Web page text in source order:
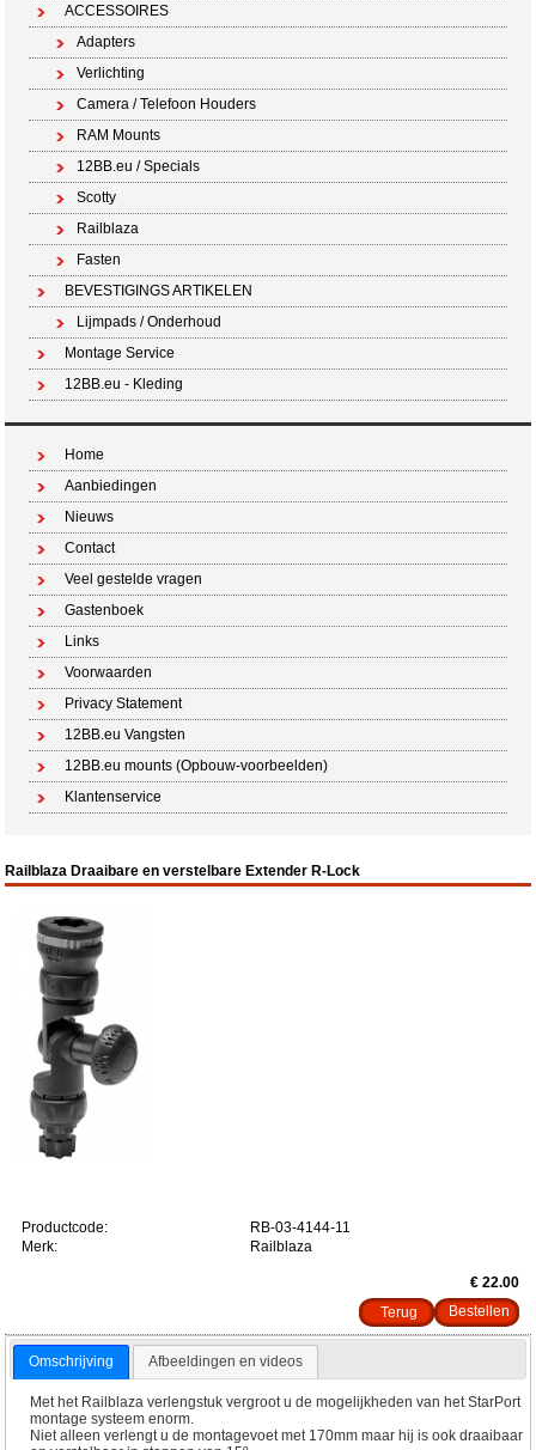
ACCESSOIRES
Adapters
Verlichting
Camera / Telefoon Houders
RAM Mounts
12BB.eu / Specials
Scotty
Railblaza
Fasten
BEVESTIGINGS ARTIKELEN
Lijmpads / Onderhoud
Montage Service
12BB.eu - Kleding
Home
Aanbiedingen
Nieuws
Contact
Veel gestelde vragen
Gastenboek
Links
Voorwaarden
Privacy Statement
12BB.eu Vangsten
12BB.eu mounts (Opbouw-voorbeelden)
Klantenservice
Railblaza Draaibare en verstelbare Extender R-Lock
Productcode:
RB-03-4144-11
Merk:
Railblaza
€ 22.00
Terug
Omschrijving Afbeeldingen en videos
Met het Railblaza verlengstuk vergroot u de mogelijkheden van het StarPort
montage systeem enorm.
Niet alleen verlengt u de montagevoet met 170mm maar hij is ook draaibaar